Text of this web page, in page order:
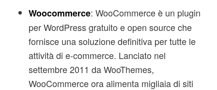
Woocommerce: WooCommerce è un plugin
per WordPress gratuito e open source che
fornisce una soluzione definitiva per tutte le
attività di e-commerce. Lanciato nel
settembre 2011 da WooThemes,
WooCommerce ora alimenta migliaia di siti